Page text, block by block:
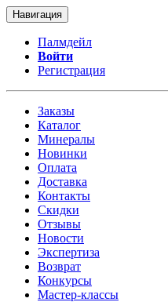
Навигация
Палмдейл
Войти
Регистрация
Заказы
Каталог
Минералы
Новинки
Оплата
Доставка
Контакты
Скидки
Отзывы
Новости
Экспертиза
Возврат
Конкурсы
Мастер-классы